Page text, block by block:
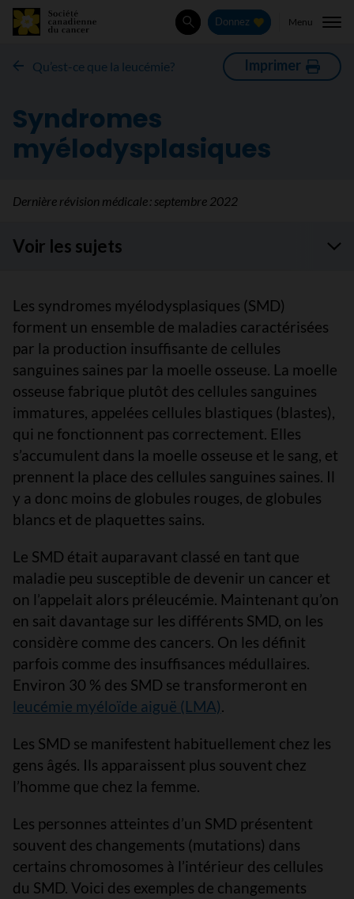
Rechercher
Donnez Menu
Qu’est-ce que la leucémie? Imprimer
Syndromes
myélodysplasiques
Dernière révision médicale : septembre 2022
Voir les sujets
Les syndromes myélodysplasiques (SMD)
forment un ensemble de maladies caractérisées
par la production insuffisante de cellules
sanguines saines par la moelle osseuse. La moelle
osseuse fabrique plutôt des cellules sanguines
immatures, appelées cellules blastiques (blastes),
qui ne fonctionnent pas correctement. Elles
s’accumulent dans la moelle osseuse et le sang, et
prennent la place des cellules sanguines saines. Il
y a donc moins de globules rouges, de globules
blancs et de plaquettes sains.
Le SMD était auparavant classé en tant que
maladie peu susceptible de devenir un cancer et
on l’appelait alors préleucémie. Maintenant qu’on
en sait davantage sur les différents SMD, on les
considère comme des cancers. On les définit
parfois comme des insuffisances médullaires.
Environ 30 % des SMD se transformeront en
leucémie myéloïde aiguë (LMA).
Les SMD se manifestent habituellement chez les
gens âgés. Ils apparaissent plus souvent chez
l’homme que chez la femme.
Les personnes atteintes d’un SMD présentent
souvent des changements (mutations) dans
certains chromosomes à l’intérieur des cellules
du SMD. Voici des exemples de changements